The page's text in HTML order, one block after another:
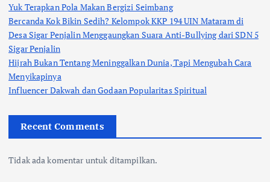
Yuk Terapkan Pola Makan Bergizi Seimbang
Bercanda Kok Bikin Sedih? Kelompok KKP 194 UIN Mataram di
Desa Sigar Penjalin Menggaungkan Suara Anti-Bullying dari SDN 5
Sigar Penjalin
Hijrah Bukan Tentang Meninggalkan Dunia, Tapi Mengubah Cara
Menyikapinya
Influencer Dakwah dan Godaan Popularitas Spiritual
Recent Comments
Tidak ada komentar untuk ditampilkan.